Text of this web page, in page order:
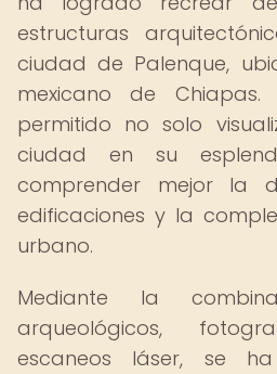
estructuras
ciudad de Palenque,
mexicano de
permitido no solo
ciudad en su
comprender mejor la
edificaciones y la
urbano.
Mediante la
arqueológicos,
escaneos láser, se